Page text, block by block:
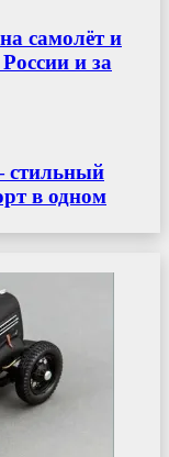
самолёт и
и за
стильный
в одном